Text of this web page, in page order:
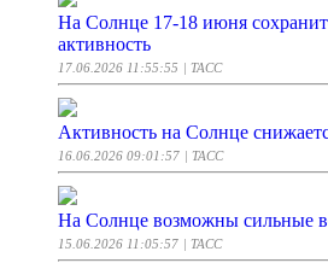
На Солнце 17-18 июня
активность
17.06.2026 11:55:55 | ТАСС
Активность на Солнце
16.06.2026 09:01:57 | ТАСС
На Солнце возможны сильные
15.06.2026 11:05:57 | ТАСС